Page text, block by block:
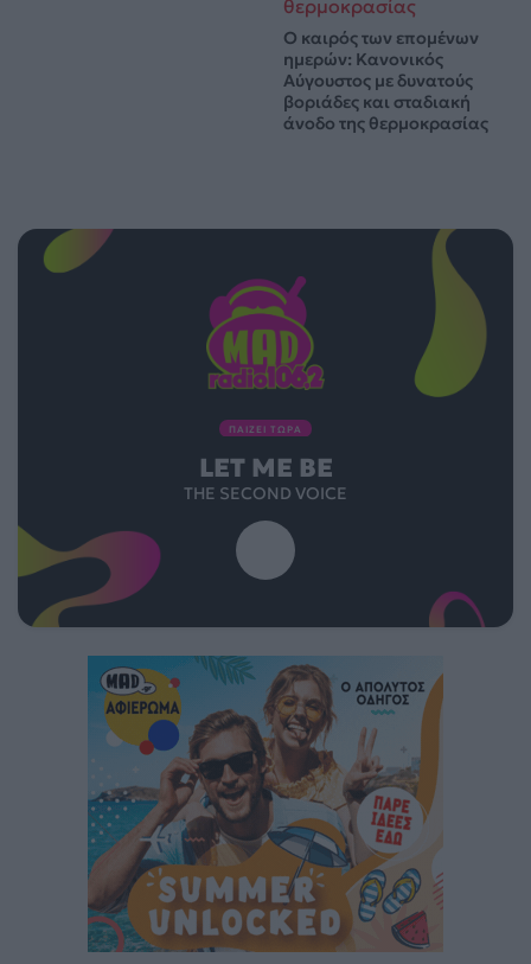
Ο καιρός των επομένων
ημερών: Κανονικός
Αύγουστος με δυνατούς
βοριάδες και σταδιακή
άνοδο της θερμοκρασίας
ΠΑΙΖΕΙ ΤΩΡΑ
LET ME BE
THE SECOND VOICE